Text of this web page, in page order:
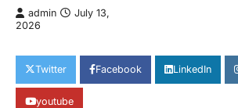
admin
July 13,
2026
Twitter Facebook LinkedIn
youtube